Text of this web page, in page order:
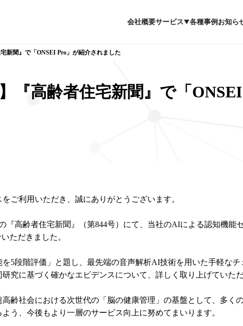
会社概要サービス 各種事例 お知ら
新聞』で「ONSEI Pro」が紹介されました
『高齢者住宅新聞』で「
ご利用いただき、誠にありがとうございます。
『高齢者住宅新聞』（第844号）にて、当社のAIによる認知機能
ただきました。
5段階評価」と題し、最先端の音声解析AI技術を用いた手軽な
究に基づく確かなエビデンスについて、詳しく取り上げていただ
齢社会における次世代の「脳の健康管理」の基盤として、多く
う、今後もより一層のサービス向上に努めてまいります。